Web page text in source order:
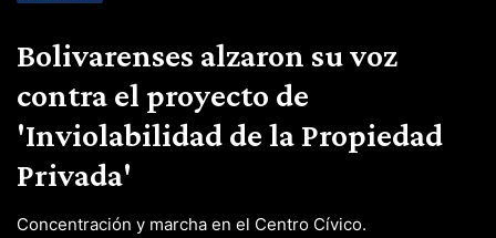
Bolivarenses alzaron su voz
contra el proyecto de
'Inviolabilidad de la Propiedad
Privada'
Concentración y marcha en el Centro Cívico.